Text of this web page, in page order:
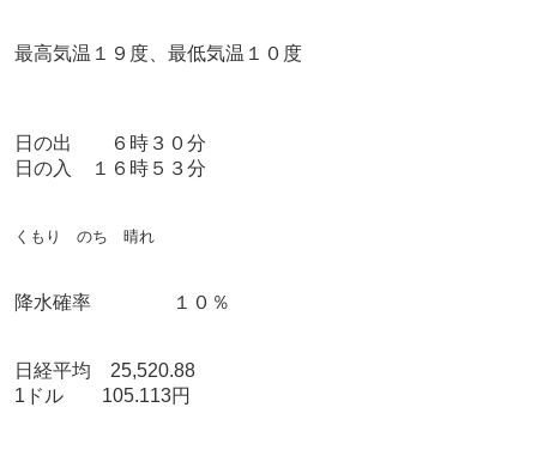
最高気温１９度、最低気温１０度
日の出 ６時３０分
日の入 １６時５３分
くもり のち 晴れ
降水確率 １０％
日経平均 25,520.88
1ドル 105.113円